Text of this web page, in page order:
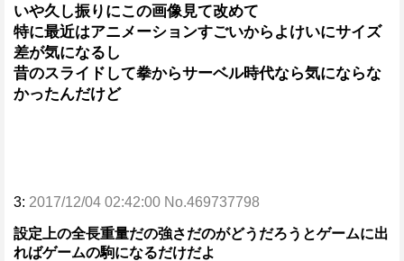
いや久し振りにこの画像見て改めて
特に最近はアニメーションすごいからよけいにサイズ
差が気になるし
昔のスライドして拳からサーベル時代なら気にならな
かったんだけど
3: 2017/12/04 02:42:00 No.469737798
設定上の全長重量だの強さだのがどうだろうとゲームに出
ればゲームの駒になるだけだよ